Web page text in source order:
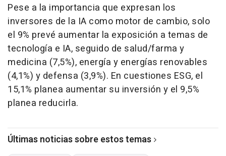
Pese a la importancia que expresan los
inversores de la IA como motor de cambio, solo
el 9% prevé aumentar la exposición a temas de
tecnología e IA, seguido de salud/farma y
medicina (7,5%), energía y energías renovables
(4,1%) y defensa (3,9%). En cuestiones ESG, el
15,1% planea aumentar su inversión y el 9,5%
planea reducirla.
Últimas noticias sobre estos temas